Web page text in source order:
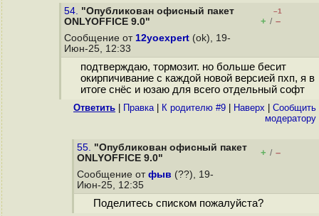
54. "Опубликован офисный пакет
ONLYOFFICE 9.0"
–1
+ / –
Сообщение от 12yoexpert (ok), 19-
Июн-25, 12:33
подтверждаю, тормозит. но больше бесит
окирпичивание с каждой новой версией пхп, я в
итоге снёс и юзаю для всего отдельный софт
Ответить Правка| К родителю #9 Наверх
Cообщить
модератору
55. "Опубликован офисный пакет
ONLYOFFICE 9.0"
+ / –
Сообщение от фыв (??), 19-
Июн-25, 12:35
Поделитесь списком пожалуйста?